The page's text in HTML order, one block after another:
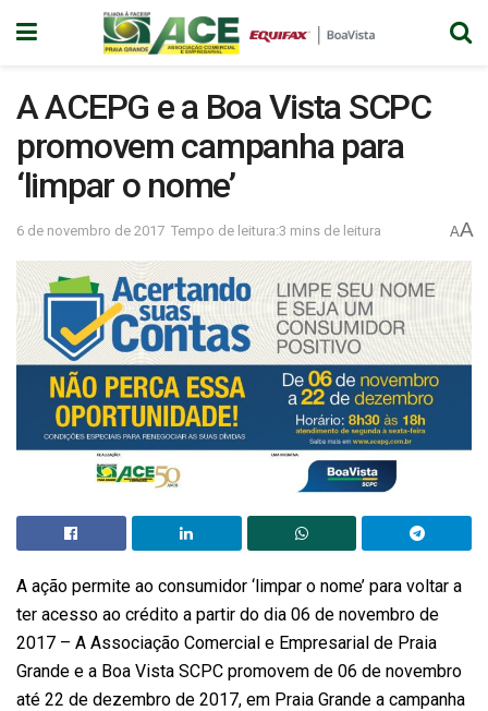
A ACEPG e a Boa Vista SCPC
promovem campanha para
‘limpar o nome’
6 de novembro de 2017 Tempo de leitura:3 mins de leitura AA
A ação permite ao consumidor ‘limpar o nome’ para voltar a
ter acesso ao crédito a partir do dia 06 de novembro de
2017 – A Associação Comercial e Empresarial de Praia
Grande e a Boa Vista SCPC promovem de 06 de novembro
até 22 de dezembro de 2017, em Praia Grande a campanha